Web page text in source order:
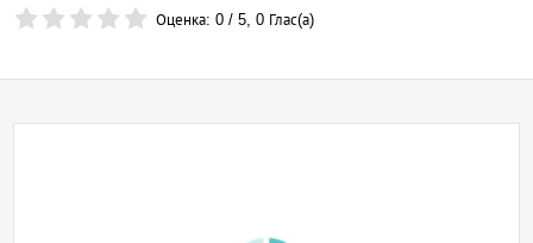
Оценка:0 /5,0 Глас(а)